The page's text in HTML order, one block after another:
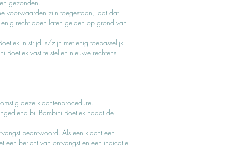
gezonden.
voorwaarden zijn toegestaan, laat dat
recht doen laten gelden op grond van
in strijd is/zijn met enig toepasselijk
vast te stellen nieuwe rechtens
deze klachtenprocedure.
bij Bambini Boetiek nadat de
beantwoord. Als een klacht een
bericht van ontvangst en een indicatie